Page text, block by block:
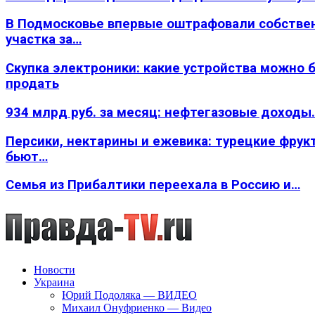
В Подмосковье впервые оштрафовали
участка за…
Скупка электроники: какие устройства можно
продать
934 млрд руб. за месяц: нефтегазовые
Персики, нектарины и ежевика: турецкие
бьют…
Семья из Прибалтики переехала в Россию и…
Новости
Украина
Юрий Подоляка — ВИДЕО
Михаил Онуфриенко — Видео